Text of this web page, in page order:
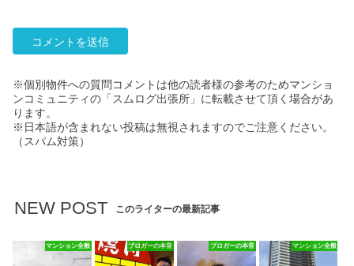
※個別物件への質問コメントは他の読者様の参考のためマンショ
ンコミュニティの「スムログ出張所」に転載させて頂く場合があ
ります。
※日本語が含まれない投稿は無視されますのでご注意ください。
（スパム対策）
NEW POST このライターの最新記事
マンション全般 ブロガーの本音 ブロガーの本音 マンション全般